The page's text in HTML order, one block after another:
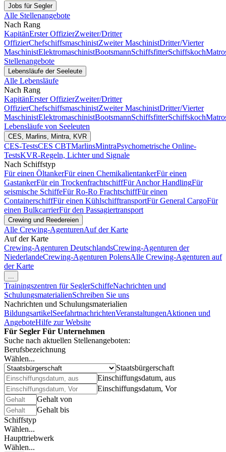
Jobs für Segler
Alle Stellenangebote
Nach Rang
KapitänErster OffizierZweiter/Dritter
OffizierChefschiffsmaschinistZweiter MaschinistDritter/Vierter
MaschinistElektromaschinistBootsmannSchiffsfitterSchiffskoch
Stellenangebote
Lebensläufe der Seeleute
Alle Lebensläufe
Nach Rang
KapitänErster OffizierZweiter/Dritter
OffizierChefschiffsmaschinistZweiter MaschinistDritter/Vierter
MaschinistElektromaschinistBootsmannSchiffsfitterSchiffskoch
Lebensläufe von Seeleuten
CES, Marlins, Mintra, KVR
CES-TestsCES CBTMarlinsMintraPsychometrische Online-
TestsKVR-Regeln, Lichter und Signale
Nach Schiffstyp
Für einen ÖltankerFür einen ChemikalientankerFür einen
GastankerFür ein TrockenfrachtschiffFür Anchor HandlingFür
seismische SchiffeFür Ro-Ro FrachtschiffFür einen
ContainerschiffFür einen KühlschifftransportFür General CargoFür
einen BulkcarrierFür den Passagiertransport
Crewing und Reedereien
Alle Crewing-AgenturenAuf der Karte
Auf der Karte
Crewing-Agenturen DeutschlandsCrewing-Agenturen der
NiederlandeCrewing-Agenturen PolensAlle Crewing-Agenturen auf
der Karte
...
Trainingszentren für SeglerSchiffeNachrichten und
SchulungsmaterialienSchreiben Sie uns
Nachrichten und Schulungsmaterialien
BildungsartikelSeefahrtnachrichtenVeranstaltungenAktionen und
AngeboteHilfe zur Website
Für Segler Für Unternehmen
Suche nach aktuellen Stellenangeboten:
Berufsbezeichnung
Wählen...
Staatsbürgerschaft
Einschiffungsdatum, aus
Einschiffungsdatum, Vor
Gehalt von
Gehalt bis
Schiffstyp
Wählen...
Haupttriebwerk
Wählen...